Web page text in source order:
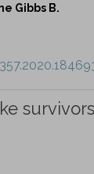
Gibbs B.